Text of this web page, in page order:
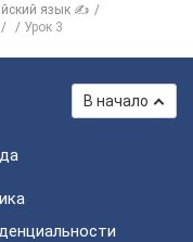
язык ✍
Урок 3
В начало